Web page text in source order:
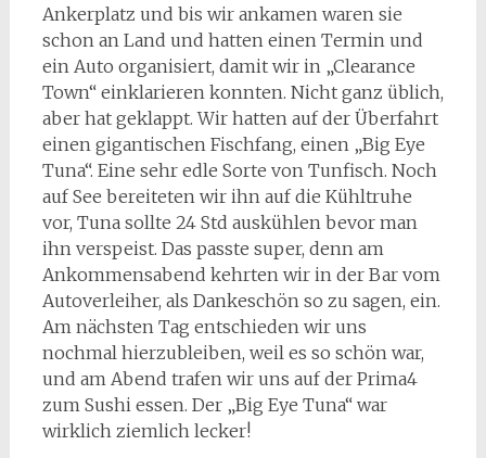
Ankerplatz und bis wir ankamen waren sie
schon an Land und hatten einen Termin und
ein Auto organisiert, damit wir in „Clearance
Town“ einklarieren konnten. Nicht ganz üblich,
aber hat geklappt. Wir hatten auf der Überfahrt
einen gigantischen Fischfang, einen „Big Eye
Tuna“. Eine sehr edle Sorte von Tunfisch. Noch
auf See bereiteten wir ihn auf die Kühltruhe
vor, Tuna sollte 24 Std auskühlen bevor man
ihn verspeist. Das passte super, denn am
Ankommensabend kehrten wir in der Bar vom
Autoverleiher, als Dankeschön so zu sagen, ein.
Am nächsten Tag entschieden wir uns
nochmal hierzubleiben, weil es so schön war,
und am Abend trafen wir uns auf der Prima4
zum Sushi essen. Der „Big Eye Tuna“ war
wirklich ziemlich lecker!